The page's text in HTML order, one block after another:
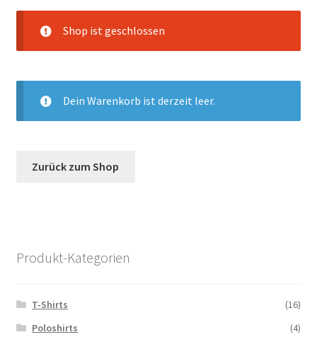
Kasse
Mein Konto
Shop ist geschlossen
Dein Warenkorb ist derzeit leer.
Zurück zum Shop
Produkt-Kategorien
T-Shirts
(16)
Poloshirts
(4)